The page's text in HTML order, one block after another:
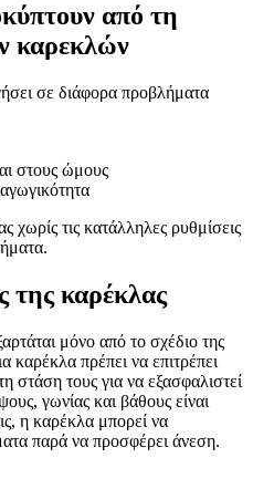
από τη
καρεκλών
σε διάφορα προβλήματα
στους ώμους
τις κατάλληλες ρυθμίσεις
της καρέκλας
μόνο από το σχέδιο της
καρέκλα πρέπει να επιτρέπει
στάση τους για να εξασφαλιστεί
γωνίας και βάθους είναι
η καρέκλα μπορεί να
παρά να προσφέρει άνεση.